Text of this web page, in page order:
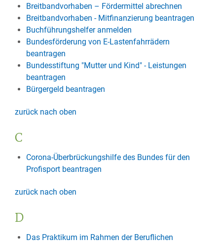
Breitbandvorhaben – Fördermittel abrechnen
Breitbandvorhaben - Mitfinanzierung beantragen
Buchführungshelfer anmelden
Bundesförderung von E-Lastenfahrrädern
beantragen
Bundesstiftung "Mutter und Kind" - Leistungen
beantragen
Bürgergeld beantragen
zurück nach oben
C
Corona-Überbrückungshilfe des Bundes für den
Profisport beantragen
zurück nach oben
D
Das Praktikum im Rahmen der Beruflichen